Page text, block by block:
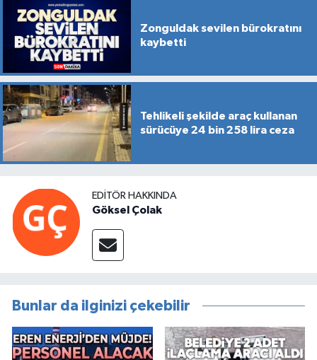
Zonguldak sevilen bürokratını
kaybetti
Tehlikeli şekilde araç kullanan
sürücüye 24 bin 258 lira ceza
EDITÖR HAKKINDA
Göksel Çolak
Bunlar da ilginizi çekebilir